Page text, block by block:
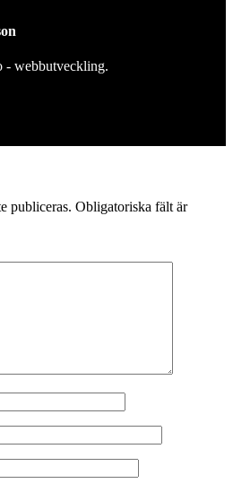
webbutveckling.
publiceras. Obligatoriska fält är